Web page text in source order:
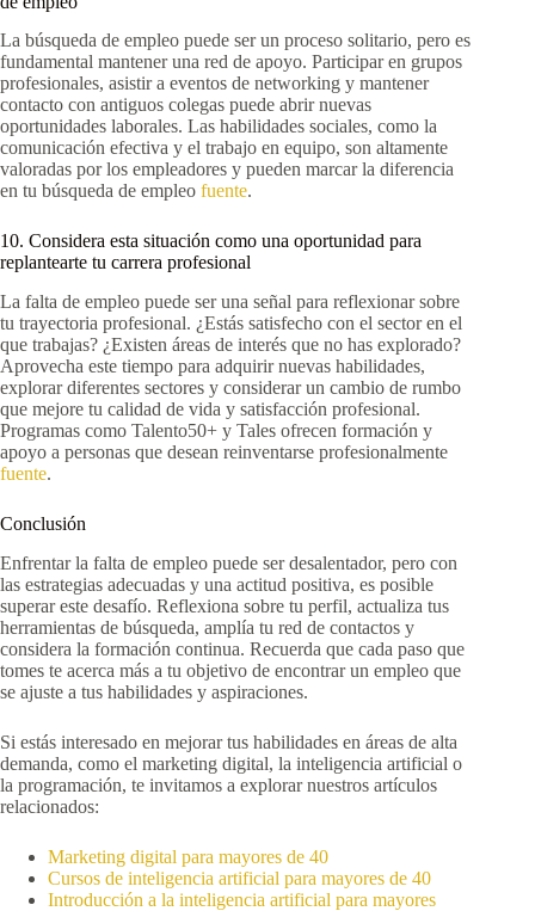
La búsqueda de empleo puede ser un proceso solitario, pero es
fundamental mantener una red de apoyo. Participar en grupos
profesionales, asistir a eventos de networking y mantener
contacto con antiguos colegas puede abrir nuevas
oportunidades laborales. Las habilidades sociales, como la
comunicación efectiva y el trabajo en equipo, son altamente
valoradas por los empleadores y pueden marcar la diferencia
en tu búsqueda de empleo fuente.
10. Considera esta situación como una oportunidad para
replantearte tu carrera profesional
La falta de empleo puede ser una señal para reflexionar sobre
tu trayectoria profesional. ¿Estás satisfecho con el sector en el
que trabajas? ¿Existen áreas de interés que no has explorado?
Aprovecha este tiempo para adquirir nuevas habilidades,
explorar diferentes sectores y considerar un cambio de rumbo
que mejore tu calidad de vida y satisfacción profesional.
Programas como Talento50+ y Tales ofrecen formación y
apoyo a personas que desean reinventarse profesionalmente
fuente.
Conclusión
Enfrentar la falta de empleo puede ser desalentador, pero con
las estrategias adecuadas y una actitud positiva, es posible
superar este desafío. Reflexiona sobre tu perfil, actualiza tus
herramientas de búsqueda, amplía tu red de contactos y
considera la formación continua. Recuerda que cada paso que
tomes te acerca más a tu objetivo de encontrar un empleo que
se ajuste a tus habilidades y aspiraciones.
Si estás interesado en mejorar tus habilidades en áreas de alta
demanda, como el marketing digital, la inteligencia artificial o
la programación, te invitamos a explorar nuestros artículos
relacionados:
Marketing digital para mayores de 40
Cursos de inteligencia artificial para mayores de 40
Introducción a la inteligencia artificial para mayores